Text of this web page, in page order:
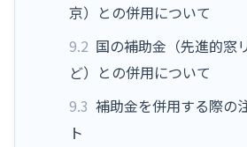
京）との併用について
9.2 国の補助金（先進的窓
ど）との併用について
9.3 補助金を併用する際の
ト